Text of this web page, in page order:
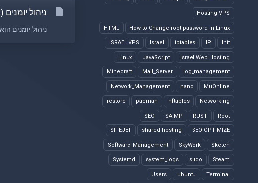
Hosting VPS
How to Change root password in Linux
HTML
Init
IP
iptables
Israel
ISRAEL VPS
Israel Web Hosting
JavaScript
Linux
log_management
Mail_Server
Minecraft
MuOnline
nano
Network_Management
Networking
nftables
pacman
restore
Root
RUST
SA:MP
SEO
SEO OPTIMIZE
shared hosting
SITEJET
Sketch
SkyWork
Software_Management
Steam
sudo
system_logs
Systemd
Terminal
ubuntu
Users
ניהול יומנים (Log Management) בלינוקס: מדריך למתחילים
ניהול יומנים